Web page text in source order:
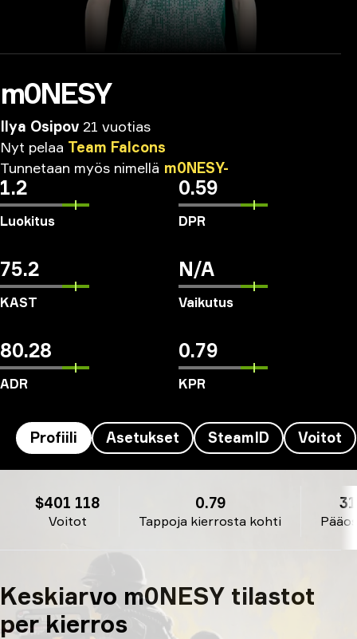
m0NESY
Ilya Osipov 21 vuotias
Nyt pelaa Team Falcons
Tunnetaan myös nimellä m0NESY-
1.2
Luokitus
0.59
DPR
75.2
KAST
N/A
Vaikutus
80.28
ADR
0.79
KPR
Profiili Asetukset SteamID Voitot
Voitot
$401 118
Tappoja kierrosta kohti
0.79
Keskiarvo m0NESY tilastot
per kierros